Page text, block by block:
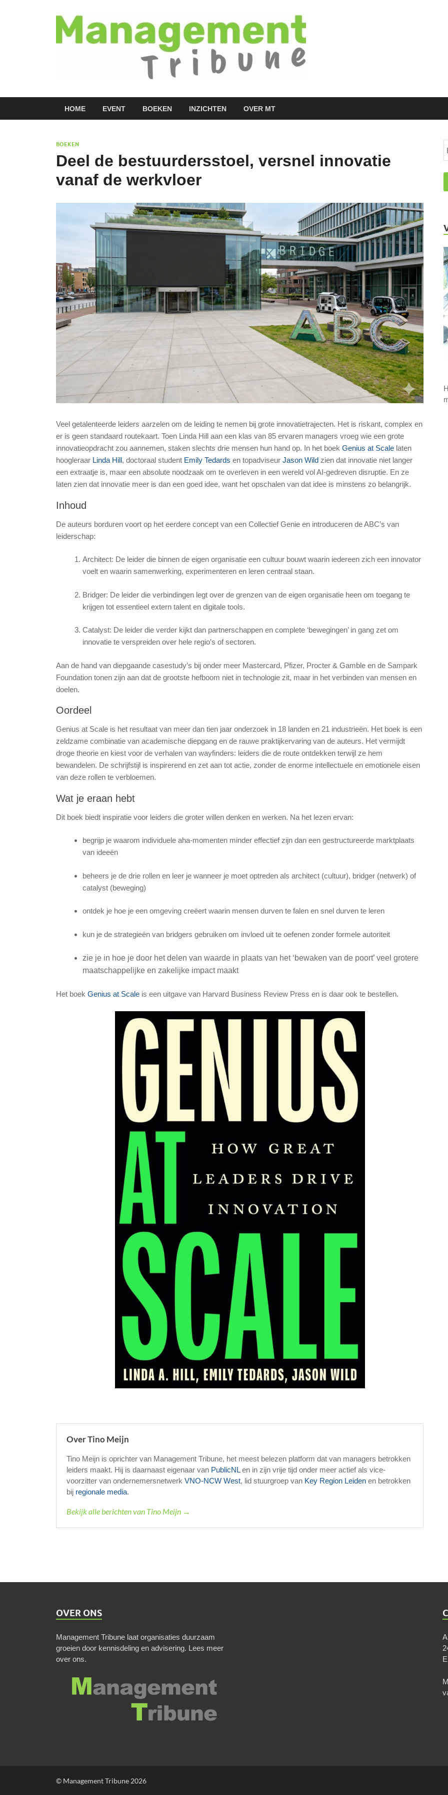
HOME EVENT BOEKEN INZICHTEN OVER MT
BOEKEN
Deel de bestuurdersstoel, versnel innovatie
vanaf de werkvloer
Veel getalenteerde leiders aarzelen om de leiding te nemen bij grote innovatietrajecten. Het is riskant, complex en
er is geen standaard routekaart. Toen Linda Hill aan een klas van 85 ervaren managers vroeg wie een grote
innovatieopdracht zou aannemen, staken slechts drie mensen hun hand op. In het boek Genius at Scale laten
hoogleraar Linda Hill, doctoraal student Emily Tedards en topadviseur Jason Wild zien dat innovatie niet langer
een extraatje is, maar een absolute noodzaak om te overleven in een wereld vol AI-gedreven disruptie. En ze
laten zien dat innovatie meer is dan een goed idee, want het opschalen van dat idee is minstens zo belangrijk.
Inhoud
De auteurs borduren voort op het eerdere concept van een Collectief Genie en introduceren deABC’s van
leiderschap:
Architect: De leider die binnen de eigen organisatie een cultuur bouwt waarin iedereen zich een innovator
voelt en waarin samenwerking, experimenteren en leren centraal staan.
Bridger: De leider die verbindingen legt over de grenzen van de eigen organisatie heen om toegang te
krijgen tot essentieel extern talent en digitale tools.
Catalyst: De leider die verder kijkt dan partnerschappen en complete ‘bewegingen’ in gang zet om
innovatie te verspreiden over hele regio’s of sectoren.
Aan de hand van diepgaande casestudy’s bij onder meer Mastercard, Pfizer, Procter & Gamble en de Sampark
Foundation tonen zijn aan dat de grootste hefboom niet in technologie zit, maar in het verbinden van mensen en
doelen.
Oordeel
Genius at Scale is het resultaat van meer dan tien jaar onderzoek in 18 landen en 21 industrieën. Het boek is een
zeldzame combinatie van academische diepgang en de rauwe praktijkervaring van de auteurs. Het vermijdt
droge theorie en kiest voor de verhalen van wayfinders: leiders die de route ontdekken terwijl ze hem
bewandelen. De schrijfstijl is inspirerend en zet aan tot actie, zonder de enorme intellectuele en emotionele eisen
van deze rollen te verbloemen.
Wat je eraan hebt
Dit boek biedt inspiratie voor leiders die groter willen denken en werken. Na het lezen ervan:
begrijp je waarom individuele aha-momenten minder effectief zijn dan een gestructureerde marktplaats
van ideeën
beheers je de drie rollen en leer je wanneer je moet optreden als architect (cultuur), bridger (netwerk) of
catalyst (beweging)
ontdek je hoe je een omgeving creëert waarin mensen durven te falen en snel durven te leren
kun je de strategieën van bridgers gebruiken om invloed uit te oefenen zonder formele autoriteit
zie je in hoe je door het delen van waarde in plaats van het ‘bewaken van de poort’ veel grotere
maatschappelijke en zakelijke impact maakt
Het boek Genius at Scale is een uitgave van Harvard Business Review Press en is daar ook te bestellen.
Over Tino Meijn
Tino Meijn is oprichter van Management Tribune, het meest belezen platform dat van managers betrokken
leiders maakt. Hij is daarnaast eigenaar van PublicNLen in zijn vrije tijd onder meer actief als vice-
voorzitter van ondernemersnetwerk VNO-NCW West, lid stuurgroep van Key Region Leiden en betrokken
bij regionale media.
Bekijk alle berichten van Tino Meijn →
OVER ONS
Management Tribune laat organisaties duurzaam
groeien door kennisdeling en advisering. Lees meer
over ons.
E
© Management Tribune 2026